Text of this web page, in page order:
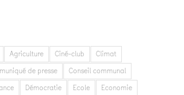
Agriculture Ciné-club
Climat
de presse
Conseil communal
Démocratie Ecole
Economie